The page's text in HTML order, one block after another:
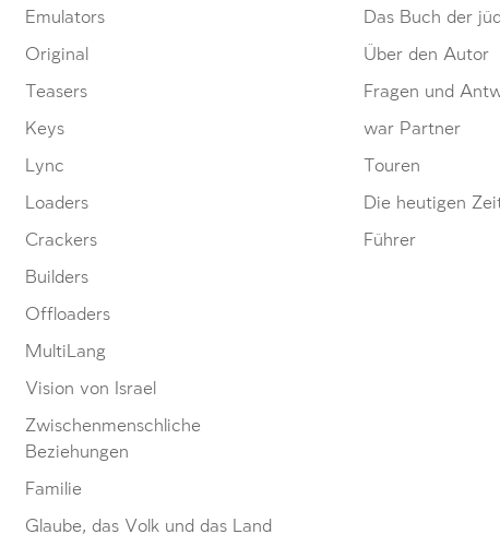
Das Buch der
Über den Autor
Fragen und
war Partner
Touren
Die heutigen
Führer
Emulators
Original
Teasers
Keys
Lync
Loaders
Crackers
Builders
Offloaders
MultiLang
Vision von Israel
Zwischenmenschliche
Beziehungen
Familie
Glaube, das Volk und das Land